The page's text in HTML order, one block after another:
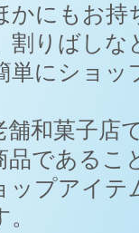
かにもお持
割りばし
単にショ
和菓子店
品である
ップアイテ